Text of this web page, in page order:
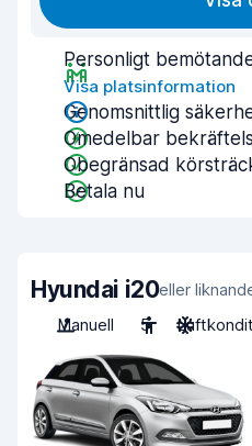
Personligt
Visa platsinformation
Genomsnittlig
Omedelbar
Obegränsad
Betala nu
Hyundai i20eller
Manuell
5